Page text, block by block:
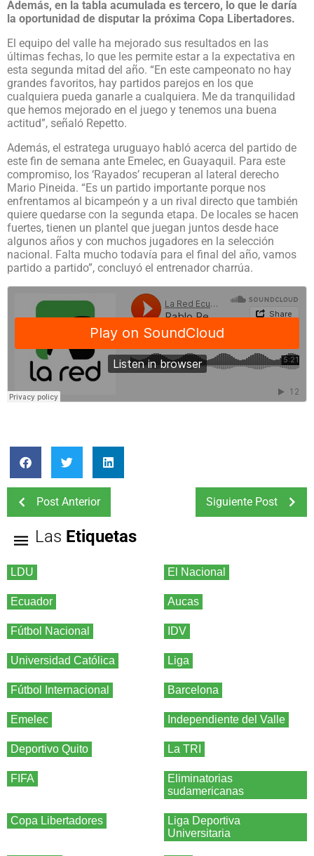
Además, en la tabla acumulada es tercero, lo que le daría
la oportunidad de disputar la próxima Copa Libertadores.
El equipo del valle ha mejorado sus resultados en las
últimas fechas, lo que les permite estar a la expectativa en
esta segunda mitad del año. “En este campeonato no hay
grandes favoritos, hay partidos parejos en los que
cualquiera pueda ganarle a cualquiera. Me da tranquilidad
que hemos mejorado en el juego y tenemos una buena
actitud”, señaló Repetto.
Además, el estratega uruguayo habló acerca del partido de
este fin de semana ante Emelec, en Guayaquil. Para este
compromiso, los ‘Rayados’ recuperan al lateral derecho
Mario Pineida. “Es un partido importante porque nos
enfrentamos al bicampeón y a un rival directo que también
quiere quedarse con la segunda etapa. De locales se hacen
fuertes, tienen un plantel que juegan juntos desde hace
algunos años y con muchos jugadores en la selección
nacional. Falta mucho todavía para el final del año, vamos
partido a partido”, concluyó el entrenador charrúa.
Post Anterior Siguiente Post
Las Etiquetas
LDU El Nacional
Ecuador Aucas
Fútbol Nacional IDV
Universidad Católica Liga
Fútbol Internacional Barcelona
Emelec Independiente del Valle
Deportivo Quito La TRI
FIFA
Eliminatorias
sudamericanas
Copa Libertadores
Liga Deportiva
Universitaria